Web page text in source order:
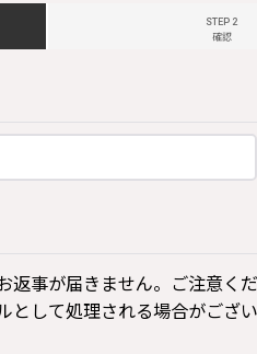
STEP 2
確認
事が届きません。ご注意くだ
として処理される場合がござ